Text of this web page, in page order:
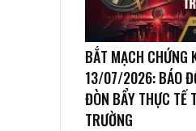
BẮT MẠCH CHỨNG
13/07/2026: BÁO
ĐÒN BẨY THỰC TẾ
TRƯỜNG